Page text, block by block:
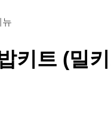
뉴
키트 (밀